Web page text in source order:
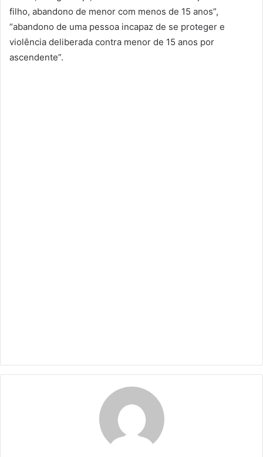
filho, abandono de menor com menos de 15 anos”,
“abandono de uma pessoa incapaz de se proteger e
violência deliberada contra menor de 15 anos por
ascendente”.